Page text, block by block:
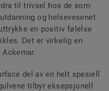
til trivsel hos de som
og helsevesenet
en positiv følelse
Det er virkelig en
del av en helt spesiell
tilbyr eksepsjonell